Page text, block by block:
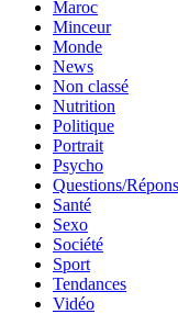
Maroc
Minceur
Monde
News
Non classé
Nutrition
Politique
Portrait
Psycho
Questions/
Santé
Sexo
Société
Sport
Tendances
Vidéo